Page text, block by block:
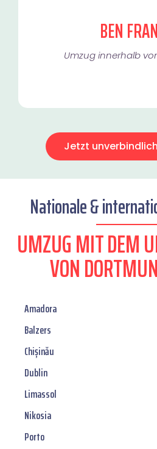
BEN
Umzug innerhalb
Jetzt
Nationale &
UMZUG MIT DEM
VON
Amadora
Balzers
Chișinău
Dublin
Limassol
Nikosia
Porto